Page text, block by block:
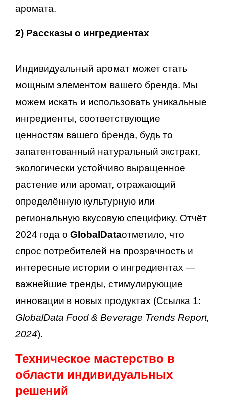
аромата.
2) Рассказы о ингредиентах
Индивидуальный аромат может стать
мощным элементом вашего бренда. Мы
можем искать и использовать уникальные
ингредиенты, соответствующие
ценностям вашего бренда, будь то
запатентованный натуральный экстракт,
экологически устойчиво выращенное
растение или аромат, отражающий
определённую культурную или
региональную вкусовую специфику. Отчёт
2024 года о GlobalDataотметило, что
спрос потребителей на прозрачность и
интересные истории о ингредиентах —
важнейшие тренды, стимулирующие
инновации в новых продуктах (Ссылка 1:
GlobalData Food & Beverage Trends Report,
2024).
Техническое мастерство в
области индивидуальных
решений